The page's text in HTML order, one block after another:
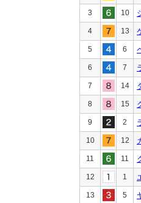
3 10
4 13
5 6
6 7
7 14
8 15
9 2
10 12
11 11
12 1
13 5